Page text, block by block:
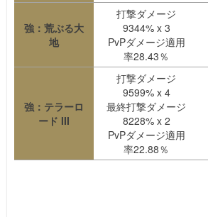
強：荒ぶる大
地
打撃ダメージ
9344% x 3
PvPダメージ適用
率28.43％
強：テラーロ
ード III
打撃ダメージ
9599% x 4
最終打撃ダメージ
8228% x 2
PvPダメージ適用
率22.88％